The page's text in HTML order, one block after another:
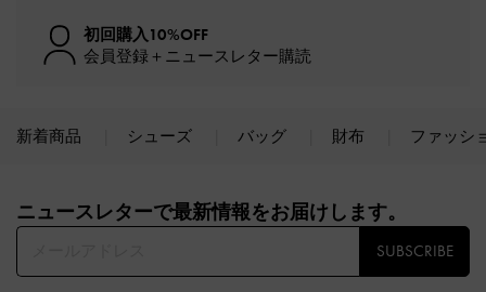
初回購入10%OFF
会員登録＋ニュースレター購読
新着商品 シューズ バッグ 財布 ファッシ
ニュースレターで最新情報をお届けします。​
SUBSCRIBE